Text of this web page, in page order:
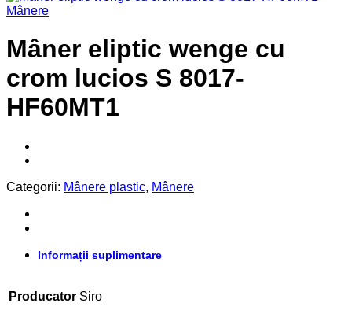
Mânere
Mâner eliptic wenge cu
crom lucios S 8017-
HF60MT1
Categorii: Mânere plastic, Mânere
Informații suplimentare
Producator Siro